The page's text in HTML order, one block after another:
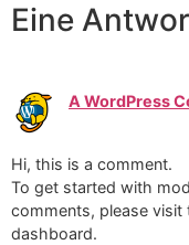
Eine
A WordPress
Hi, this is a comment.
To get started with
comments, please visit
dashboard.